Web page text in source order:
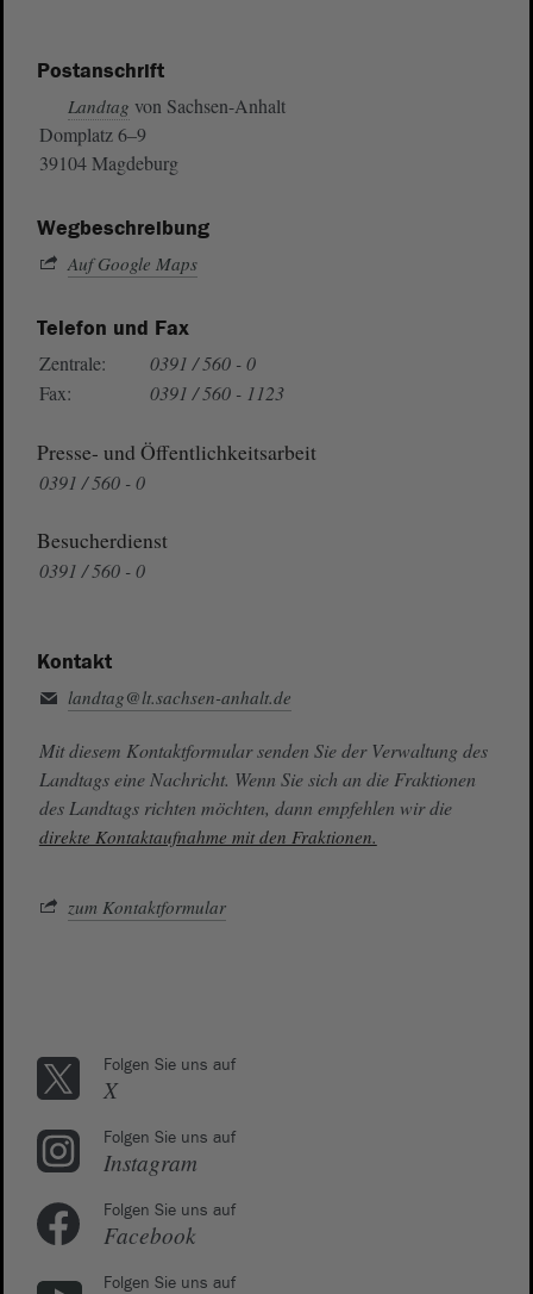
Postanschrift
Landtag von Sachsen-Anhalt
Domplatz 6–9
39104 Magdeburg
Wegbeschreibung
Auf Google Maps
Telefon und Fax
Zentrale:
0391 / 560 - 0
Fax:
0391 / 560 - 1123
Presse- und Öffentlichkeitsarbeit
0391 / 560 - 0
Besucherdienst
0391 / 560 - 0
Kontakt
landtag@lt.sachsen-anhalt.de
Mit diesem Kontaktformular senden Sie der Verwaltung des
Landtags eine Nachricht. Wenn Sie sich an die Fraktionen
des Landtags richten möchten, dann empfehlen wir die
direkte Kontaktaufnahme mit den Fraktionen.
zum Kontaktformular
Folgen Sie uns auf
X
Folgen Sie uns auf
Instagram
Folgen Sie uns auf
Facebook
Folgen Sie uns auf